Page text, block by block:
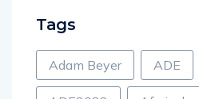
Tags
Adam Beyer ADE